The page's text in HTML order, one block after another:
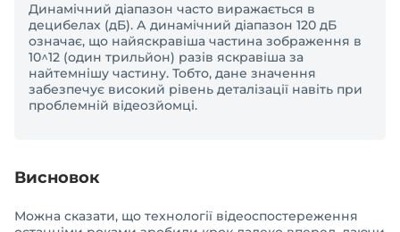
Динамічний діапазон часто виражається в
децибелах (дБ). А динамічний діапазон 120 дБ
означає, що найяскравіша частина зображення в
10^12 (один трильйон) разів яскравіша за
найтемнішу частину. Тобто, дане значення
забезпечує високий рівень деталізації навіть при
проблемній відеозйомці.
Висновок
Можна сказати, що технології відеоспостереження